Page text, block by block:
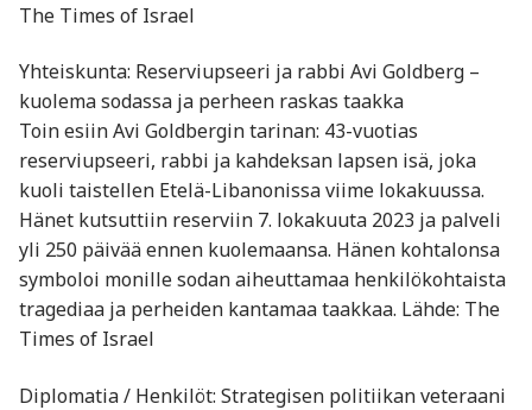
The Times of Israel
Yhteiskunta: Reserviupseeri ja rabbi Avi Goldberg –
kuolema sodassa ja perheen raskas taakka
Toin esiin Avi Goldbergin tarinan: 43-vuotias
reserviupseeri, rabbi ja kahdeksan lapsen isä, joka
kuoli taistellen Etelä-Libanonissa viime lokakuussa.
Hänet kutsuttiin reserviin 7. lokakuuta 2023 ja palveli
yli 250 päivää ennen kuolemaansa. Hänen kohtalonsa
symboloi monille sodan aiheuttamaa henkilökohtaista
tragediaa ja perheiden kantamaa taakkaa. Lähde: The
Times of Israel
Diplomatia / Henkilöt: Strategisen politiikan veteraani